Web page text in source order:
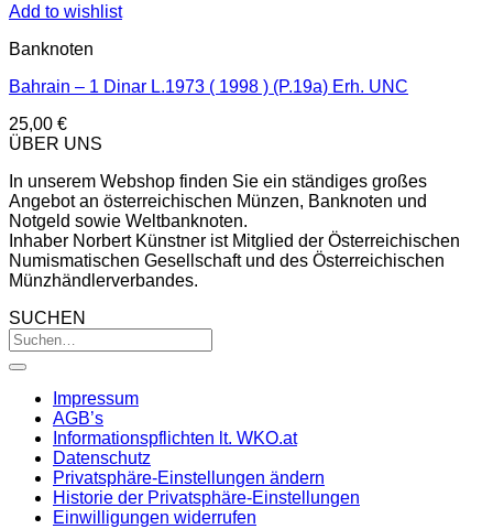
Add to wishlist
Banknoten
Bahrain – 1 Dinar L.1973 ( 1998 ) (P.19a) Erh. UNC
25,00 €
ÜBER UNS
In unserem Webshop finden Sie ein ständiges großes
Angebot an österreichischen Münzen, Banknoten und
Notgeld sowie Weltbanknoten.
Inhaber Norbert Künstner ist Mitglied der Österreichischen
Numismatischen Gesellschaft und des Österreichischen
Münzhändlerverbandes.
SUCHEN
Impressum
AGB’s
Informationspflichten lt. WKO.at
Datenschutz
Privatsphäre-Einstellungen ändern
Historie der Privatsphäre-Einstellungen
Einwilligungen widerrufen